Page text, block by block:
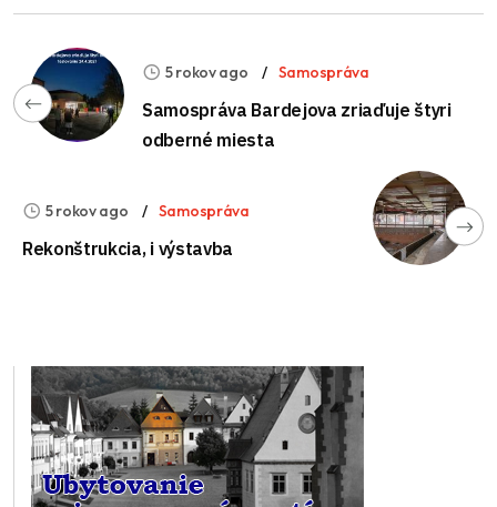
5 rokov ago Samospráva
Samospráva Bardejova zriaďuje štyri
odberné miesta
5 rokov ago Samospráva
Rekonštrukcia, i výstavba